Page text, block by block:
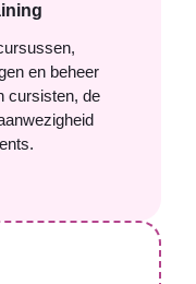
en beheer
cursisten, de